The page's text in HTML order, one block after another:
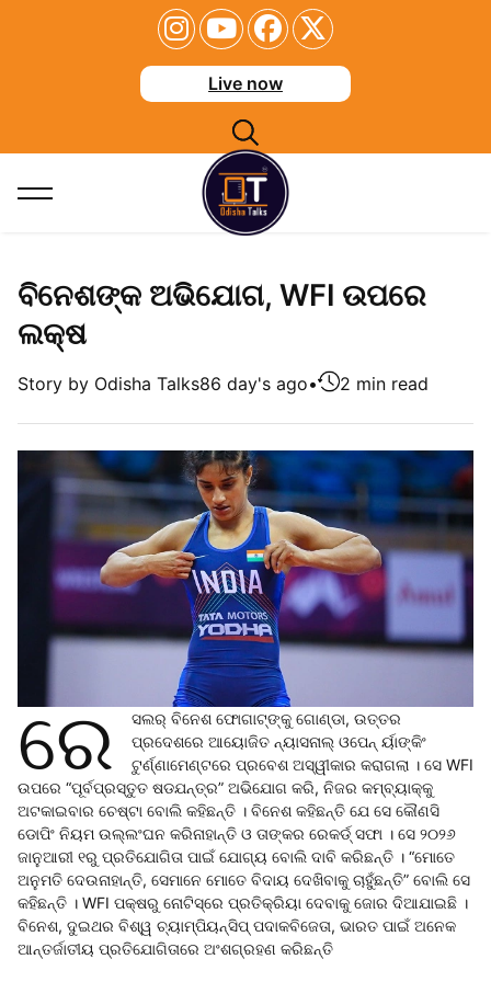
Live now
ବିନେଶଙ୍କ ଅଭିଯୋଗ, WFI ଉପରେ
ଲକ୍ଷ
Story by Odisha Talks86 day's ago• 2 min read
ରେ
ସଲର୍‌ ବିନେଶ ଫୋଗାଟ୍‌ଙ୍କୁ ଗୋଣ୍ଡା, ଉତ୍ତର
ପ୍ରଦେଶରେ ଆୟୋଜିତ ନ୍ୟାସନାଲ୍‌ ଓପେନ୍‌ ର୍ୟାଙ୍କିଂ
ଟୁର୍ଣ୍ଣାମେଣ୍ଟରେ ପ୍ରବେଶ ଅସ୍ୱୀକାର କରାଗଲା । ସେ WFI
ଉପରେ “ପୂର୍ବପ୍ରସ୍ତୁତ ଷଡଯନ୍ତ୍ର” ଅଭିଯୋଗ କରି, ନିଜର କମ୍‌ବ୍ୟାକ୍‌କୁ
ଅଟକାଇବାର ଚେଷ୍ଟା ବୋଲି କହିଛନ୍ତି । ବିନେଶ କହିଛନ୍ତି ଯେ ସେ କୌଣସି
ଡୋପିଂ ନିୟମ ଉଲ୍ଲଂଘନ କରିନାହାନ୍ତି ଓ ତାଙ୍କର ରେକର୍ଡ୍‌ ସଫା । ସେ ୨୦୨୬
ଜାନୁଆରୀ ୧ରୁ ପ୍ରତିଯୋଗିତା ପାଇଁ ଯୋଗ୍ୟ ବୋଲି ଦାବି କରିଛନ୍ତି । “ମୋତେ
ଅନୁମତି ଦେଉନାହାନ୍ତି, ସେମାନେ ମୋତେ ବିଦାୟ ଦେଖିବାକୁ ଚାହୁଁଛନ୍ତି” ବୋଲି ସେ
କହିଛନ୍ତି । WFI ପକ୍ଷରୁ ନୋଟିସ୍‌ରେ ପ୍ରତିକ୍ରିୟା ଦେବାକୁ ଜୋର ଦିଆଯାଇଛି ।
ବିନେଶ, ଦୁଇଥର ବିଶ୍ୱ ଚ୍ୟାମ୍ପିୟନ୍‌ସିପ୍‌ ପଦାକବିଜେତା, ଭାରତ ପାଇଁ ଅନେକ
ଆନ୍ତର୍ଜାତୀୟ ପ୍ରତିଯୋଗିତାରେ ଅଂଶଗ୍ରହଣ କରିଛନ୍ତି